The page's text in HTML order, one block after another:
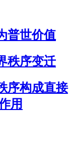
普世价值
秩序变迁
序构成直接
用